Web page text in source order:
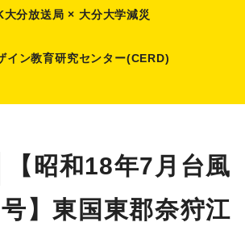
大分放送局 × 大分大学減災
イン教育研究センター(CERD)
【昭和18年7月台風
】東国東郡奈狩江